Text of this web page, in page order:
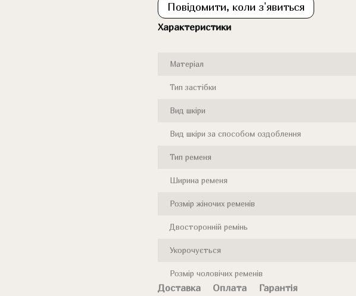
Повідомити, коли з'явиться
Характеристики
Матеріал
Тип застібки
Вид шкіри
Вид шкіри за способом оздоблення
Тип ременя
Ширина ременя
Розмір жіночих ременів
Двосторонній ремінь
Укорочується
Розмір чоловічих ременів
Доставка Оплата Гарантія